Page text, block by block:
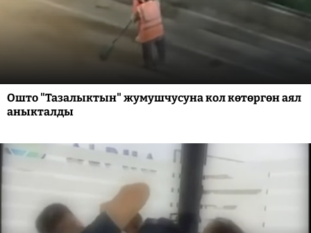
Ошто "Тазалыктын" жумушчусуна кол көтөргөн аял
аныкталды